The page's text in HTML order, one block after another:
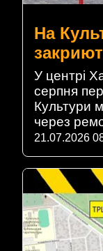
На
У центрі
серпня
Культури
через
21.07.2026